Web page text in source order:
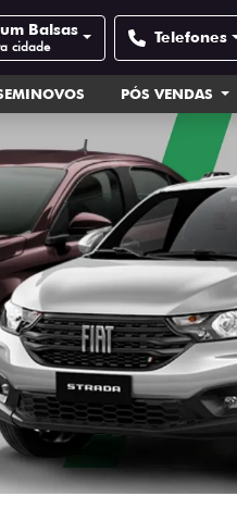
Balsas
cidade Telefones
PÓS VENDAS